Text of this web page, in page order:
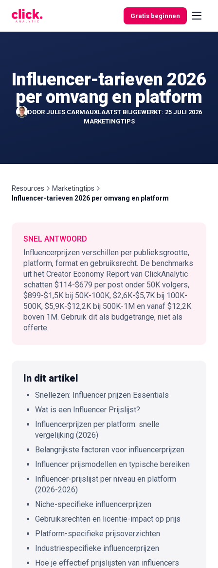
Gratis beginnen
Functies
Gratis
tools
🇳🇱
Influencer-tarieven 2026
per omvang en platform
DOOR JULES CARMAUXLAATST BIJGEWERKT: 25 JULI 2026
MARKETINGTIPS
Resources
Marketingtips
Influencer-tarieven 2026 per omvang en platform
SNEL ANTWOORD
Influencerprijzen verschillen per publieksgrootte,
platform, format en gebruiksrecht. De benchmarks
uit het Creator Economy Report van ClickAnalytic
schatten $114-$679 per post onder 50K volgers,
$899-$1,5K bij 50K-100K, $2,6K-$5,7K bij 100K-
500K, $5,9K-$12,2K bij 500K-1M en vanaf $12,2K
boven 1M. Gebruik dit als budgetrange, niet als
offerte.
In dit artikel
Snellezen: Influencer prijzen Essentials
Wat is een Influencer Prijslijst?
Influencerprijzen per platform: snelle
vergelijking (2026)
Belangrijkste factoren voor influencerprijzen
Influencer prijsmodellen en typische bereiken
Influencer-prijslijst per niveau en platform
(2026-2026)
Niche-specifieke influencerprijzen
Gebruiksrechten en licentie-impact op prijs
Platform-specifieke prijsoverzichten
Industriespecifieke influencerprijzen
Hoe je effectief prijslijsten van influencers